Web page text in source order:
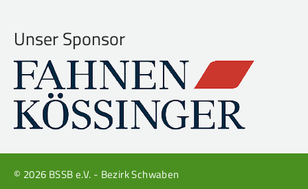
Unser Sponsor
© 2026 BSSB e.V. - Bezirk Schwaben